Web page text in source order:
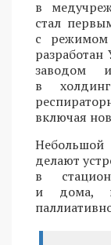
в
стал
с режимом
заводом
в
включая
Небольшой
делают
в
и дома,